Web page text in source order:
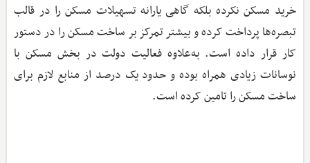
خرید مسکن نکرده بلکه گاهی یارانه تسهیلات مسکن را در قالب
تبصره‌ها پرداخت کرده و بیشتر تمرکز بر ساخت مسکن را در دستور
کار قرار داده است. به‌علاوه فعالیت دولت در بخش مسکن با
نوسانات زیادی همراه بوده و حدود یک درصد از منابع لازم برای
ساخت مسکن را تامین کرده است.